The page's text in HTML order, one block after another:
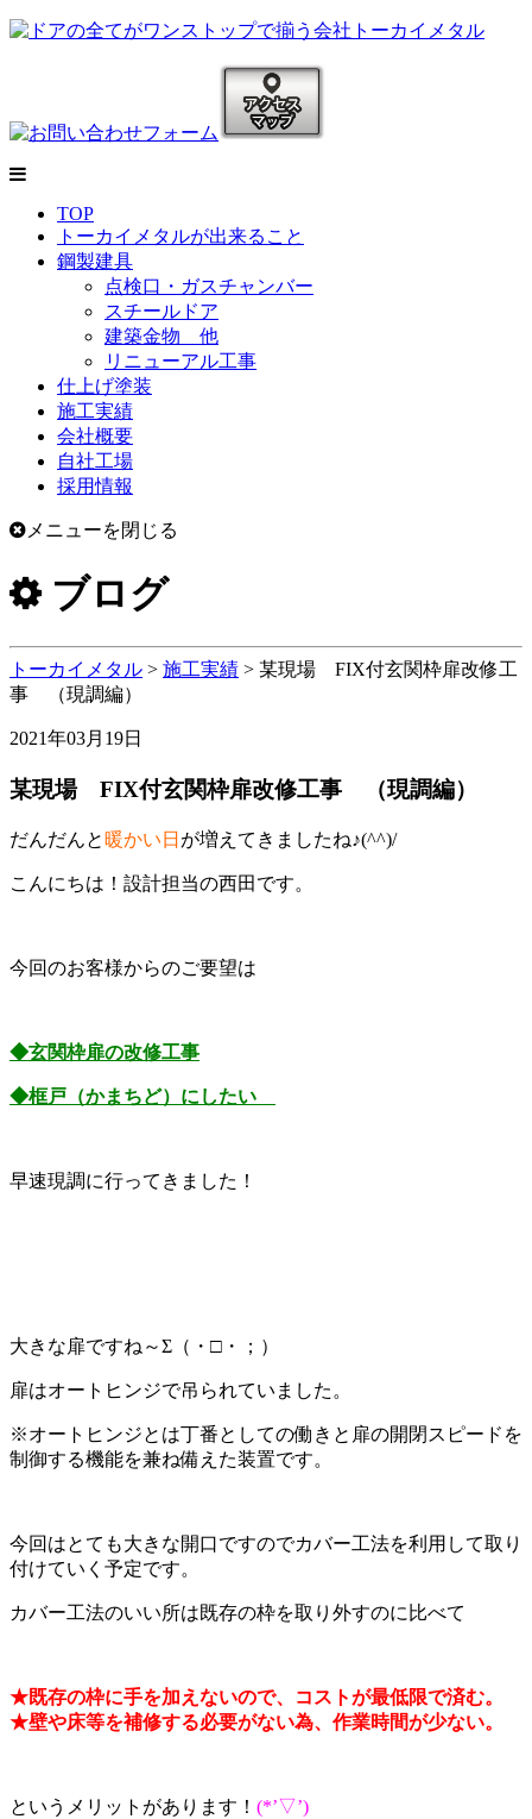
TOP
トーカイメタルが出来ること
鋼製建具
点検口・ガスチャンバー
スチールドア
建築金物 他
リニューアル工事
仕上げ塗装
施工実績
会社概要
自社工場
採用情報
メニューを閉じる
ブログ
トーカイメタル > 施工実績 > 某現場 FIX付玄関枠扉改修工
事 （現調編）
2021年03月19日
某現場 FIX付玄関枠扉改修工事 （現調編）
だんだんと 暖かい日 が増えてきましたね♪(^^)/
こんにちは！設計担当の西田です。
今回のお客様からのご要望は
◆玄関枠扉の改修工事
◆框戸（かまちど）にしたい
早速現調に行ってきました！
大きな扉ですね～Σ（・□・；）
扉はオートヒンジで吊られていました。
※オートヒンジとは丁番としての働きと扉の開閉スピードを
制御する機能を兼ね備えた装置です。
今回はとても大きな開口ですのでカバー工法を利用して取り
付けていく予定です。
カバー工法のいい所は既存の枠を取り外すのに比べて
★既存の枠に手を加えないので、コストが最低限で済む。
★壁や床等を補修する必要がない為、作業時間が少ない。
というメリットがあります！ (*’▽’)